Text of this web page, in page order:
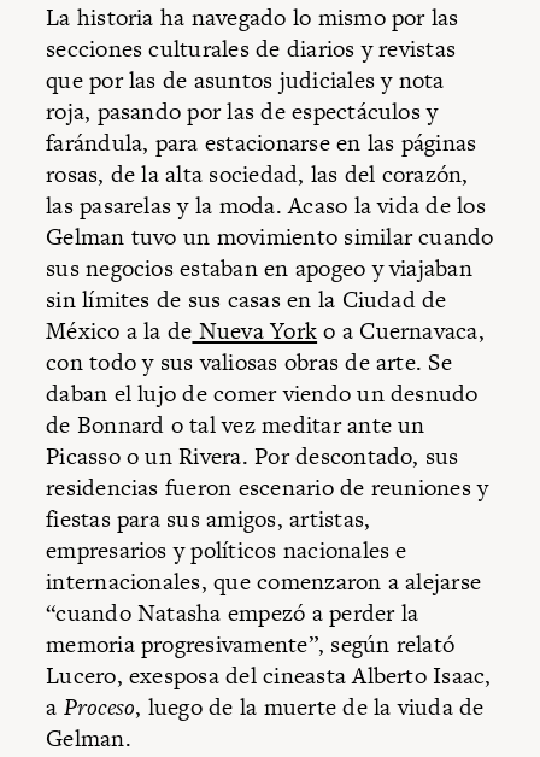
La historia ha navegado lo mismo por las
secciones culturales de diarios y revistas
que por las de asuntos judiciales y nota
roja, pasando por las de espectáculos y
farándula, para estacionarse en las páginas
rosas, de la alta sociedad, las del corazón,
las pasarelas y la moda. Acaso la vida de los
Gelman tuvo un movimiento similar cuando
sus negocios estaban en apogeo y viajaban
sin límites de sus casas en la Ciudad de
México a la de Nueva Yorko a Cuernavaca,
con todo y sus valiosas obras de arte. Se
daban el lujo de comer viendo un desnudo
de Bonnard o tal vez meditar ante un
Picasso o un Rivera. Por descontado, sus
residencias fueron escenario de reuniones y
fiestas para sus amigos, artistas,
empresarios y políticos nacionales e
internacionales, que comenzaron a alejarse
“cuando Natasha empezó a perder la
memoria progresivamente”, según relató
Lucero, exesposa del cineasta Alberto Isaac,
a Proceso, luego de la muerte de la viuda de
Gelman.